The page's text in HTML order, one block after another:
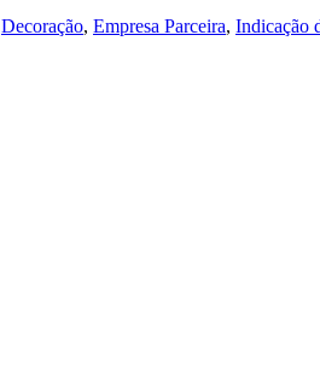
Decoração, Empresa Parceira, Indicação